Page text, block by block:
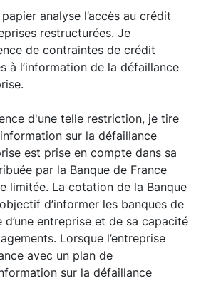
analyse l’accès au crédit
restructurées. Je
de contraintes de crédit
à l’information de la défaillance
d'une telle restriction, je tire
sur la défaillance
est prise en compte dans sa
par la Banque de France
limitée. La cotation de la Banque
d’informer les banques de
d’une entreprise et de sa capacité
Lorsque l’entreprise
avec un plan de
sur la défaillance